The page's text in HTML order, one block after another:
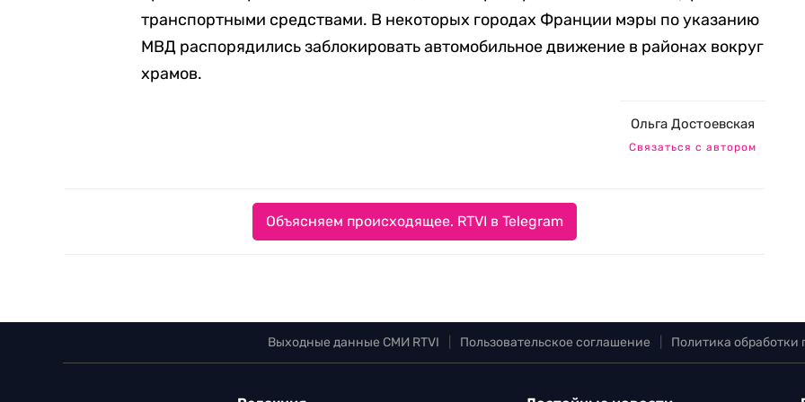
транспортными средствами. В некоторых городах Франции мэры по указанию
МВД распорядились заблокировать автомобильное движение в районах вокруг
храмов.
Ольга Достоевская
Связаться с автором
Объясняем происходящее. RTVI в Telegram
Выходные данные СМИ RTVI Пользовательское соглашение Политика